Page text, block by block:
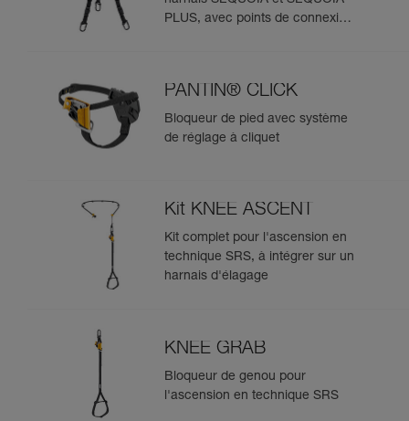
PLUS, avec points de connexion
PANTIN® CLICK
Bloqueur de pied avec système
de réglage à cliquet
Kit KNEE ASCENT
Kit complet pour l'ascension en
technique SRS, à intégrer sur un
harnais d'élagage
KNEE GRAB
Bloqueur de genou pour
l'ascension en technique SRS